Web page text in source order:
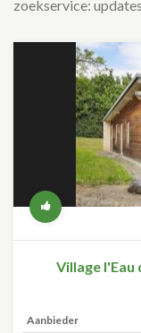
zoekservice:
Village l'Eau
Aanbieder